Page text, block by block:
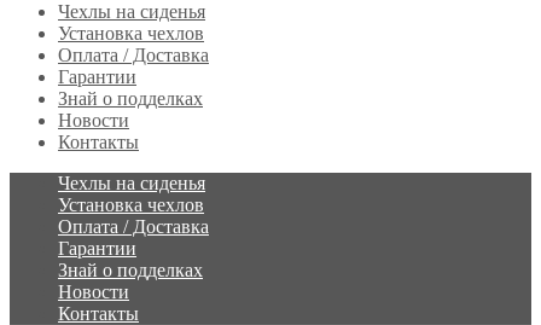
Чехлы на сиденья
Установка чехлов
Оплата / Доставка
Гарантии
Знай о подделках
Новости
Контакты
Чехлы на сиденья
Установка чехлов
Оплата / Доставка
Гарантии
Знай о подделках
Новости
Контакты